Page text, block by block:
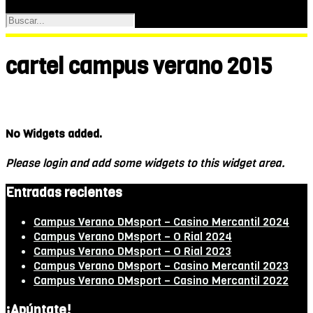
cartel campus verano 2015
No Widgets added.
Please login and add some widgets to this widget area.
Entradas recientes
Campus Verano DMsport – Casino Mercantil 2024
Campus Verano DMsport – O Rial 2024
Campus Verano DMsport – O Rial 2023
Campus Verano DMsport – Casino Mercantil 2023
Campus Verano DMsport – Casino Mercantil 2022